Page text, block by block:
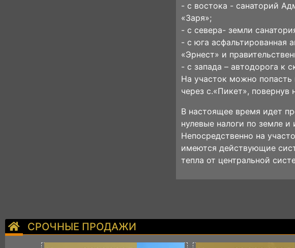
- с востока - санаторий
«Заря»;
- с севера- земли
- с юга асфальтированная
«Эрнест» и
- с запада – автодорога к
На участок можно попасть
через с.«Пикет», повернув
В настоящее время идет
нулевые налоги по земле
Непосредственно на
имеются действующие
тепла от центральной
СРОЧНЫЕ ПРОДАЖИ